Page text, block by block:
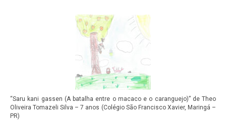
“Saru kani gassen (A batalha entre o macaco e o caranguejo)” de Theo
Oliveira Tomazeli Silva – 7 anos (Colégio São Francisco Xavier, Maringá –
PR)